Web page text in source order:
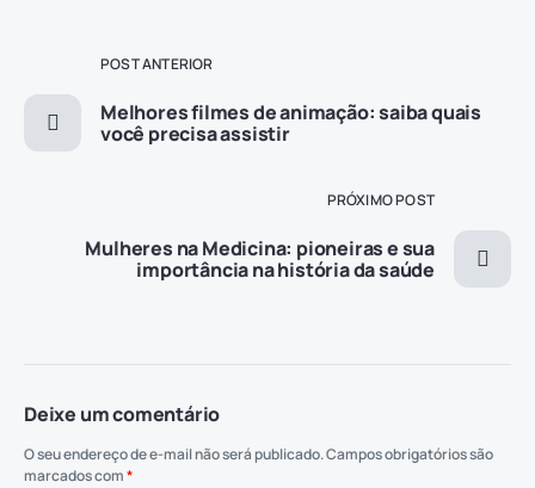
POST ANTERIOR
Melhores filmes de animação: saiba quais
você precisa assistir
PRÓXIMO POST
Mulheres na Medicina: pioneiras e sua
importância na história da saúde
Deixe um comentário
O seu endereço de e-mail não será publicado.Campos obrigatórios são
marcados com*